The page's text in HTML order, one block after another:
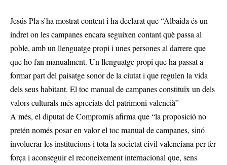
Jesús Pla s’ha mostrat content i ha declarat que “Albaida és un
indret on les campanes encara seguixen contant què passa al
poble, amb un llenguatge propi i unes persones al darrere que
que ho fan manualment. Un llenguatge propi que ha passat a
formar part del paisatge sonor de la ciutat i que regulen la vida
dels seus habitant. El toc manual de campanes constituïx un dels
valors culturals més apreciats del patrimoni valencià”
A més, el diputat de Compromís afirma que “la proposició no
pretén només posar en valor el toc manual de campanes, sinó
involucrar les institucions i tota la societat civil valenciana per fer
força i aconseguir el reconeixement internacional que, sens